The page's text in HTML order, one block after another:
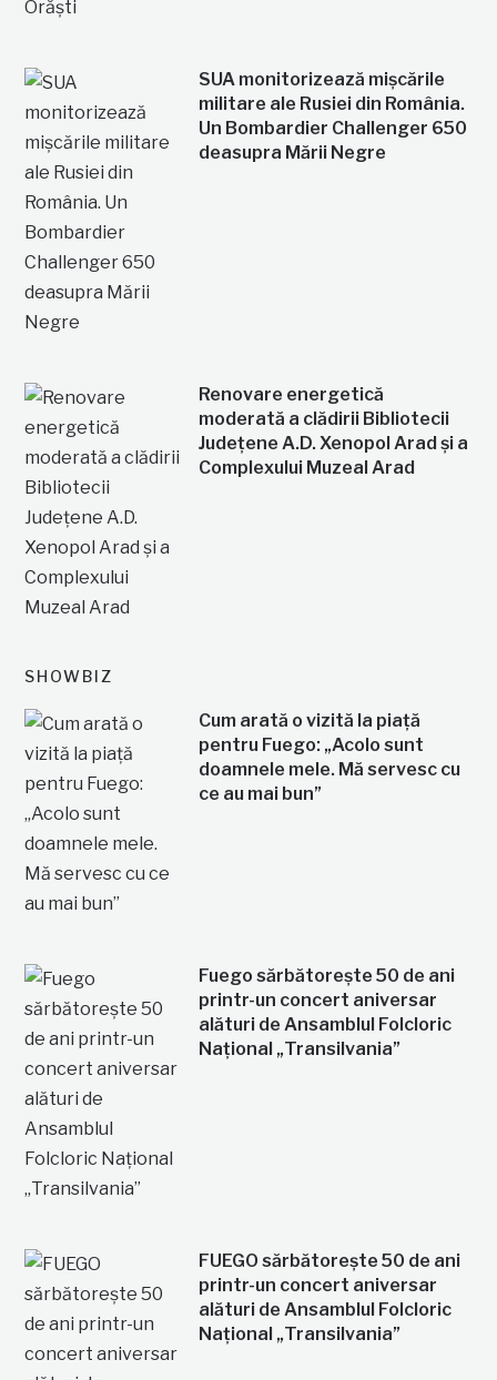
SUA monitorizează mișcările
militare ale Rusiei din România.
Un Bombardier Challenger 650
deasupra Mării Negre
Renovare energetică
moderată a clădirii Bibliotecii
Județene A.D. Xenopol Arad și a
Complexului Muzeal Arad
SHOWBIZ
Cum arată o vizită la piață
pentru Fuego: „Acolo sunt
doamnele mele. Mă servesc cu
ce au mai bun”
Fuego sărbătorește 50 de ani
printr-un concert aniversar
alături de Ansamblul Folcloric
Național „Transilvania”
FUEGO sărbătorește 50 de ani
printr-un concert aniversar
alături de Ansamblul Folcloric
Național „Transilvania”